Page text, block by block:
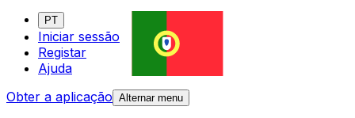
PT
Iniciar sessão
Registar
Ajuda
Obter a aplicação Alternar menu